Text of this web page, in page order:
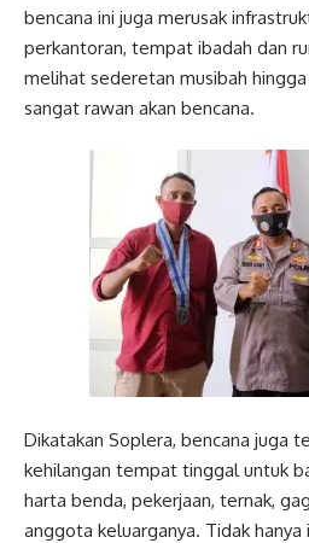
bencana ini juga merusak
perkantoran, tempat ibadah dan
melihat sederetan musibah hingga
sangat rawan akan bencana.
Dikatakan Soplera, bencana juga
kehilangan tempat tinggal untuk
harta benda, pekerjaan, ternak,
anggota keluarganya. Tidak hanya